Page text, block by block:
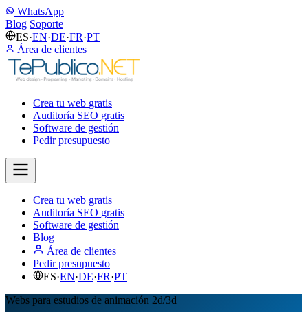
WhatsApp
Blog Soporte
ES·EN·DE·FR·PT
Área de clientes
Crea tu web gratis
Auditoría SEO gratis
Software de gestión
Pedir presupuesto
Crea tu web gratis
Auditoría SEO gratis
Software de gestión
Blog
Área de clientes
Pedir presupuesto
ES·EN·DE·FR·PT
Webs para estudios de animación 2d/3d